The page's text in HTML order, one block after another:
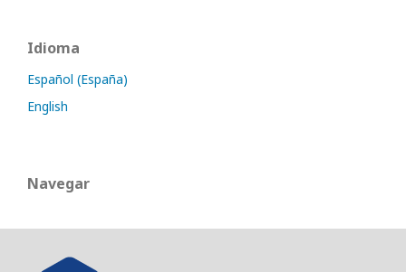
Idioma
Español (España)
English
Navegar